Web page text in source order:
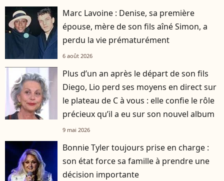
Marc Lavoine : Denise, sa première
épouse, mère de son fils aîné Simon, a
perdu la vie prématurément
6 août 2026
player2
Plus d’un an après le départ de son fils
Diego, Lio perd ses moyens en direct sur
le plateau de C à vous : elle confie le rôle
précieux qu’il a eu sur son nouvel album
9 mai 2026
Bonnie Tyler toujours prise en charge :
son état force sa famille à prendre une
décision importante